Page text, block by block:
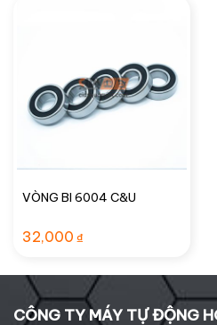
VÒNG BI 6004 C&U
32,000 ₫
CÔNG TY MÁY TỰ ĐỘNG